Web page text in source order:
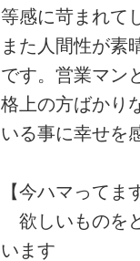
等感に苛まれて
また人間性が素
です。営業マン
格上の方ばかり
いる事に幸せを
【今ハマってま
欲しいものを
います